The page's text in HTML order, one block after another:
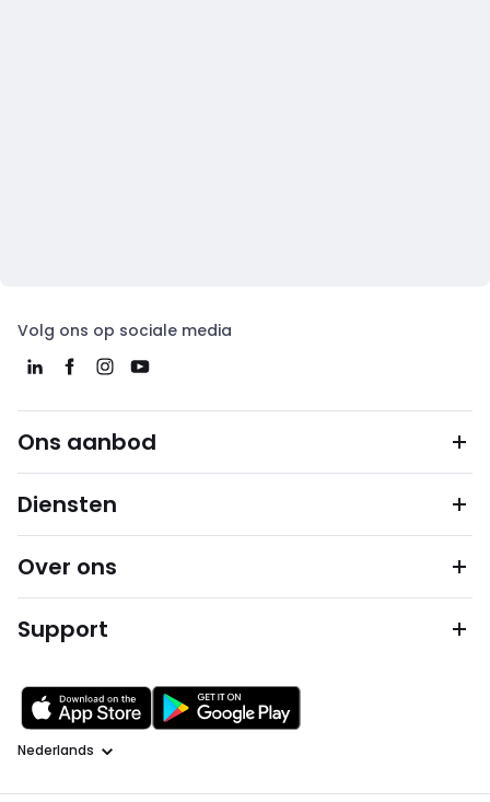
Volg ons op sociale media
Ons aanbod
Diensten
Over ons
Support
Taal